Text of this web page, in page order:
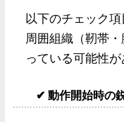
以下のチェック
周囲組織（靭帯
っている可能性が
✔ 動作開始時の